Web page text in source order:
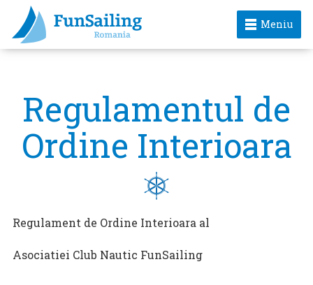
Meniu
Regulamentul de
Ordine Interioara
Regulament de Ordine Interioara al
Asociatiei Club Nautic FunSailing